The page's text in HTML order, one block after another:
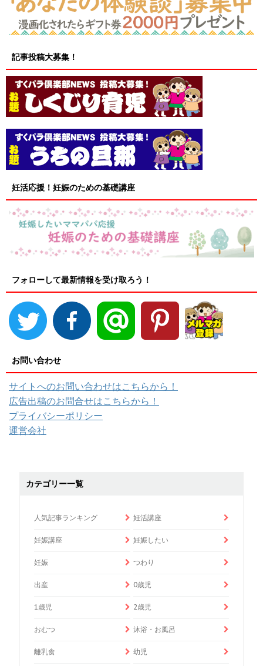
記事投稿大募集！
妊活応援！妊娠のための基礎講座
フォローして最新情報を受け取ろう！
お問い合わせ
サイトへのお問い合わせはこちらから！
広告出稿のお問合せはこちらから！
プライバシーポリシー
運営会社
カテゴリー一覧
人気記事ランキング 妊活講座
妊娠講座 妊娠したい
妊娠 つわり
出産 0歳児
1歳児 2歳児
おむつ 沐浴・お風呂
離乳食 幼児